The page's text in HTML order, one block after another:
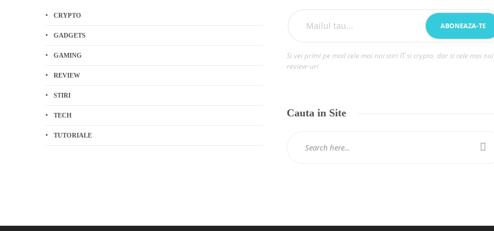
CRYPTO
GADGETS
GAMING
REVIEW
STIRI
TECH
TUTORIALE
Si vei primi pe mail cele mai noi stiri IT si crypto, dar si cele mai noi
review-uri
Cauta in Site